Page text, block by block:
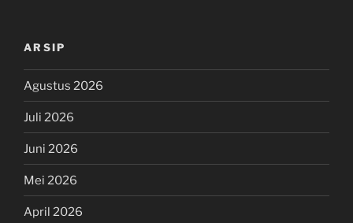
ARSIP
Agustus 2026
Juli 2026
Juni 2026
Mei 2026
April 2026